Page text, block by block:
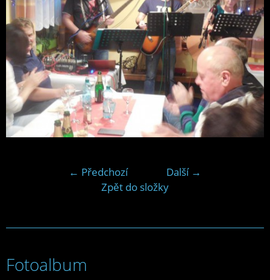
← Předchozí
Další →
Zpět do složky
Fotoalbum